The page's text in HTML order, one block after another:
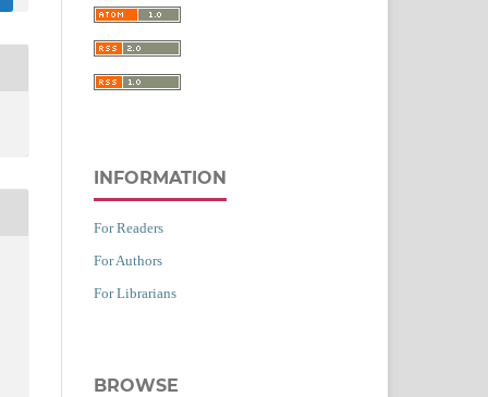
INFORMATION
For Readers
For Authors
For Librarians
BROWSE